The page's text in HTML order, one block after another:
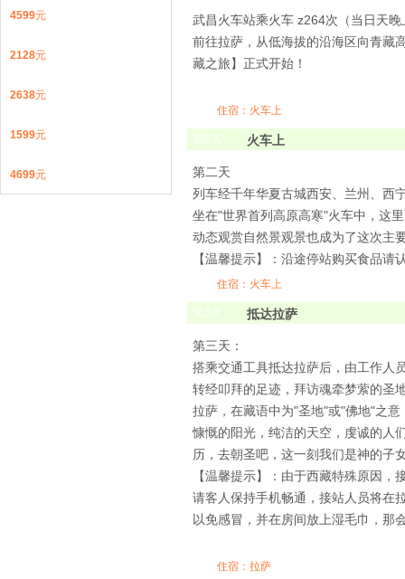
武昌火车站乘火车 z264次（当日天
前往拉萨，从低海拔的沿海区向青藏
藏之旅】正式开始！
住宿：火车上
第2天 火车上
第二天
列车经千年华夏古城西安、兰州、西
坐在"世界首列高原高寒"火车中，这
动态观赏自然景观景也成为了这次主
【温馨提示】：沿途停站购买食品请
住宿：火车上
第3天 抵达拉萨
第三天：
搭乘交通工具抵达拉萨后，由工作人
转经叩拜的足迹，拜访魂牵梦萦的圣
拉萨，在藏语中为"圣地"或"佛地"之
慷慨的阳光，纯洁的天空，虔诚的人
历，去朝圣吧，这一刻我们是神的子
【温馨提示】：由于西藏特殊原因
请客人保持手机畅通，接站人员将在
以免感冒，并在房间放上湿毛巾，那
住宿：拉萨
4599元
2128元
2638元
1599元
4699元